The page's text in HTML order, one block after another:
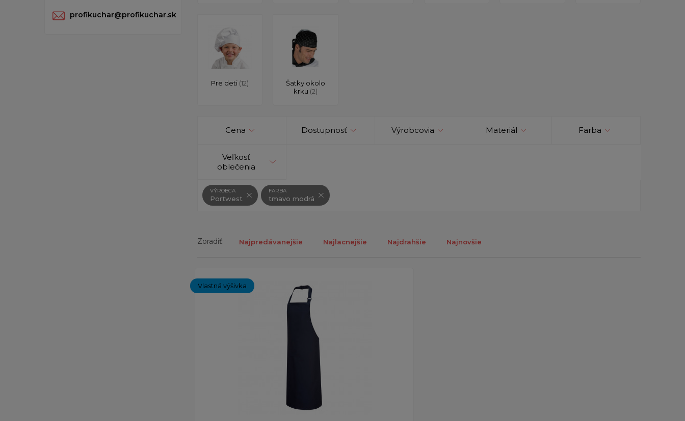
profikuchar@profikuchar.sk
Pre deti (12)
Šatky okolo
krku (2)
Cena Dostupnosť Výrobcovia Materiál Farba
Veľkosť
oblečenia
VÝROBCA
Portwest
FARBA
tmavo modrá
Zoradiť: Najpredávanejšie Najlacnejšie Najdrahšie Najnovšie
Vlastná výšivka